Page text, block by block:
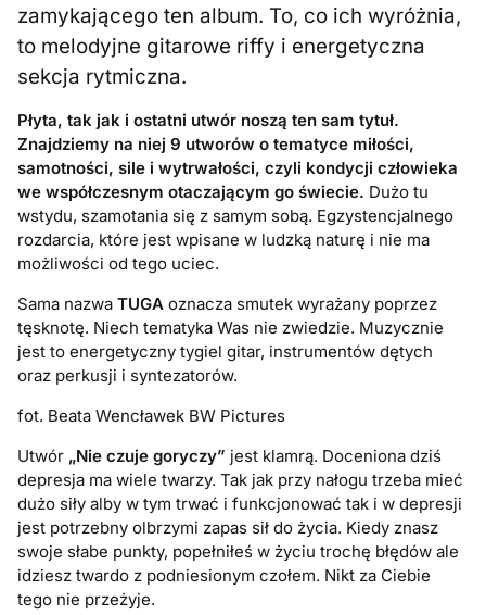
zamykającego ten album. To, co ich wyróżnia,
to melodyjne gitarowe riffy i energetyczna
sekcja rytmiczna.
Płyta, tak jak i ostatni utwór noszą ten sam tytuł.
Znajdziemy na niej 9 utworów o tematyce miłości,
samotności, sile i wytrwałości, czyli kondycji człowieka
we współczesnym otaczającym go świecie. Dużo tu
wstydu, szamotania się z samym sobą. Egzystencjalnego
rozdarcia, które jest wpisane w ludzką naturę i nie ma
możliwości od tego uciec.
Sama nazwaTUGA oznacza smutek wyrażany poprzez
tęsknotę. Niech tematyka Was nie zwiedzie. Muzycznie
jest to energetyczny tygiel gitar, instrumentów dętych
oraz perkusji i syntezatorów.
fot. Beata Wencławek BW Pictures
Utwór „Nie czuje goryczy” jest klamrą. Doceniona dziś
depresja ma wiele twarzy. Tak jak przy nałogu trzeba mieć
dużo siły alby w tym trwać i funkcjonować tak i w depresji
jest potrzebny olbrzymi zapas sił do życia. Kiedy znasz
swoje słabe punkty, popełniłeś w życiu trochę błędów ale
idziesz twardo z podniesionym czołem. Nikt za Ciebie
tego nie przeżyje.